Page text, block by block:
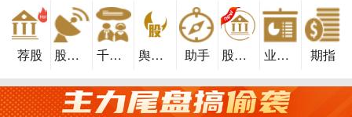
荐股 股市雷达 千股千评 舆情牛股 助手 股民学校 业绩预告 期指